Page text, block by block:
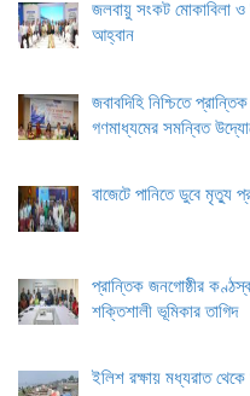
জলবায়ু সংকট মোকাবিলা ও
আহ্বান
জবাবদিহি নিশ্চিতে
গণমাধ্যমের সমন্বিত
বাজেটে পানিতে ডুবে মৃত্যু
প্রান্তিক জনগোষ্ঠীর
শক্তিশালী ভূমিকার তাগিদ
ইলিশ রক্ষায় মধ্যরাত থেকে